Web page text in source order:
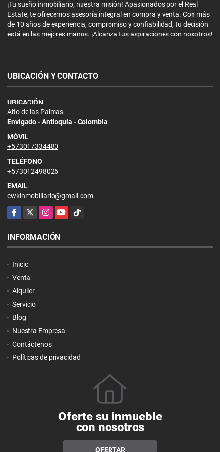
¡Tu sueño inmobiliario, nuestra misión! Apasionados por el Real
Estate, te ofrecemos asesoría integral en compra y venta. Con más
de 10 años de experiencia, compromiso y confiabilidad, tu decisión
está en las mejores manos. ¡Alcanza tus aspiraciones con nosotros!
UBICACIÓN Y CONTACTO
UBICACIÓN
Alto de las Palmas
Envigado - Antioquia - Colombia
MÓVIL
+573017334480
TELÉFONO
+573012498026
EMAIL
cwkinmobiliario@gmail.com
Facebook
X InstagramYouTubeTikTok
INFORMACIÓN
Inicio
Venta
Alquiler
Servicio
Blog
Nuestra Empresa
Contáctenos
Políticas de privacidad
Oferte su inmueble
con nosotros
OFERTAR